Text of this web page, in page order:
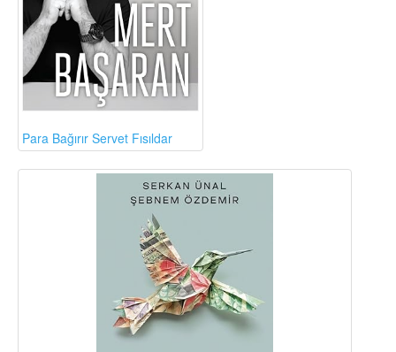
Para Bağırır Servet Fısıldar